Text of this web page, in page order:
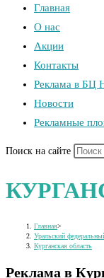
Главная
О нас
Акции
Контакты
Реклама в БЦ
Новости
Рекламные
Поиск на сайте
Главная>
Уральский
Курганская область
Реклама в